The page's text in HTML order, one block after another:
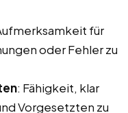
für
oder Fehler zu
: Fähigkeit, klar
Vorgesetzten zu